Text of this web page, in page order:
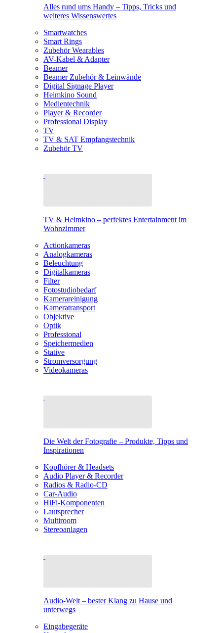
Alles rund ums Handy – Tipps, Tricks und
weiteres Wissenswertes
Smartwatches
Smart Rings
Zubehör Wearables
AV-Kabel & Adapter
Beamer
Beamer Zubehör & Leinwände
Digital Signage Player
Heimkino Sound
Medientechnik
Player & Recorder
Professional Display
TV
TV & SAT Empfangstechnik
Zubehör TV
TV & Heimkino – perfektes Entertainment im
Wohnzimmer
Actionkameras
Analogkameras
Beleuchtung
Digitalkameras
Filter
Fotostudiobedarf
Kamerareinigung
Kameratransport
Objektive
Optik
Professional
Speichermedien
Stative
Stromversorgung
Videokameras
Die Welt der Fotografie – Produkte, Tipps und
Inspirationen
Kopfhörer & Headsets
Audio Player & Recorder
Radios & Radio-CD
Car-Audio
HiFi-Komponenten
Lautsprecher
Multiroom
Stereoanlagen
Audio-Welt – bester Klang zu Hause und
unterwegs
Eingabegeräte